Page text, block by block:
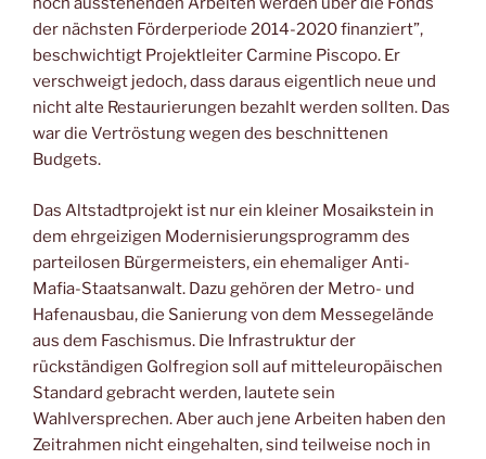
der nächsten Förderperiode 2014-2020 finanziert”,
beschwichtigt Projektleiter Carmine Piscopo. Er
verschweigt jedoch, dass daraus eigentlich neue und
nicht alte Restaurierungen bezahlt werden sollten. Das
war die Vertröstung wegen des beschnittenen
Budgets.
Das Altstadtprojekt ist nur ein kleiner Mosaikstein in
dem ehrgeizigen Modernisierungsprogramm des
parteilosen Bürgermeisters, ein ehemaliger Anti-
Mafia-Staatsanwalt. Dazu gehören der Metro- und
Hafenausbau, die Sanierung von dem Messegelände
aus dem Faschismus. Die Infrastruktur der
rückständigen Golfregion soll auf mitteleuropäischen
Standard gebracht werden, lautete sein
Wahlversprechen. Aber auch jene Arbeiten haben den
Zeitrahmen nicht eingehalten, sind teilweise noch in